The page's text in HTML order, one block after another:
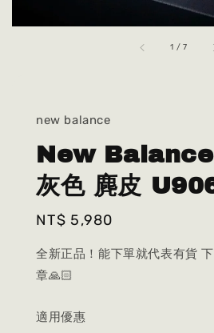
1 /7
new balance
New
灰色 麂皮
Regular
NT$ 5,980
全新正品！能下單就代表有貨
章🙏🏻
適用優惠